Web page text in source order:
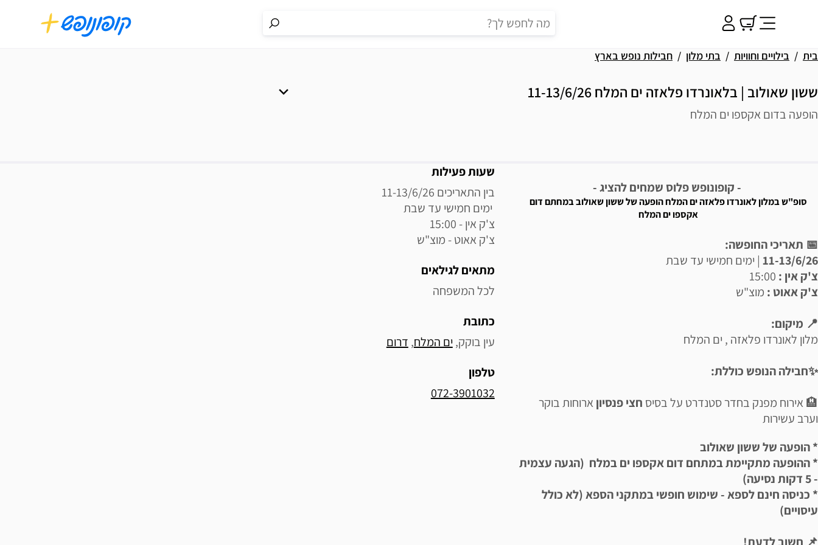
בית בילויים וחוויות בתי מלון חבילות נופש בארץ
ששון שאולוב | בלאונרדו פלאזה ים המלח 11-13/6/26
הופעה בדום אקספו ים המלח
- קופונופש פלוס שמחים להציג -
סופ"ש במלון לאונרדו פלאזה ים המלח הופעה של ששון שאולוב במחתם דום
אקספו ים המלח
📅 תאריכי החופשה:
11-13/6/26 | ימים חמישי עד שבת
צ'ק אין :
צ'ק אאוט : מוצ"ש
📍 מיקום:
מלון לאונרדו פלאזה , ים המלח
✨חבילה הנופש כוללת:
🏨 אירוח מפנק בחדר סטנדרט על בסיס חצי פנסיוןארוחות בוקר
וערב עשירות
* הופעה של ששון שאולוב
* ההופעה מתקיימת במתחם דום אקספו ים במלח (הגעה עצמית
- 5 דקות נסיעה)
* כניסה חינם לספא - שימוש חופשי במתקני הספא (לא כולל
עיסויים)
מידע נוסף
שעות פעילות
צ'ק אאוט - מוצ"ש
מתאים לגילאים
לכל המשפחה
כתובת
עין בוקק, ים המלח, דרום
טלפון
072-3901032